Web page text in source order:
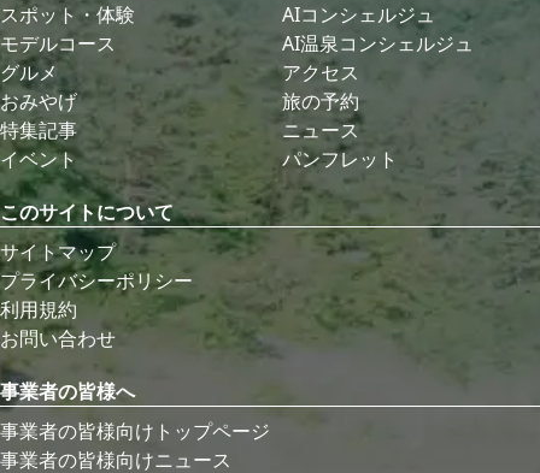
スポット・体験
モデルコース
グルメ
おみやげ
特集記事
イベント
AIコンシェルジュ
AI温泉コンシェルジュ
アクセス
旅の予約
ニュース
パンフレット
このサイトについて
サイトマップ
プライバシーポリシー
利用規約
お問い合わせ
事業者の皆様へ
事業者の皆様向けトップページ
事業者の皆様向けニュース